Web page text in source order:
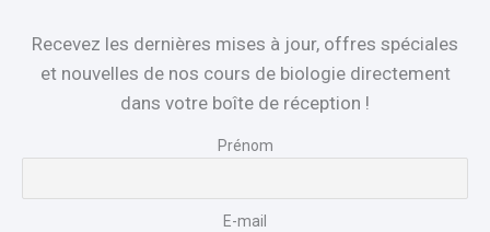
Recevez les dernières mises à jour, offres spéciales
et nouvelles de nos cours de biologie directement
dans votre boîte de réception !
Prénom
E-mail